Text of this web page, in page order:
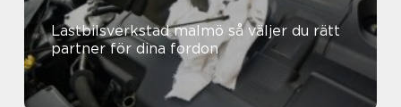
Lastbilsverkstad malmö så väljer du rätt
partner för dina fordon